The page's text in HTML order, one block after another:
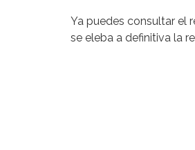
Ya puedes consultar el
se eleba a definitiva la